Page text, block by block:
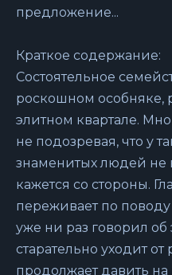
предложение...
Краткое содержание:
Состоятельное
роскошном особняке,
элитном квартале.
не подозревая, что у
знаменитых людей не
кажется со стороны.
переживает по поводу
уже ни раз говорил
старательно уходит
продолжает давить